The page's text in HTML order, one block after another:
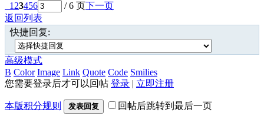
1 23456 / 6 页下一页
返回列表
快捷回复:
高级模式
B Color Image Link Quote Code Smilies
您需要登录后才可以回帖 登录 | 立即注册
本版积分规则 发表回复 回帖后跳转到最后一页